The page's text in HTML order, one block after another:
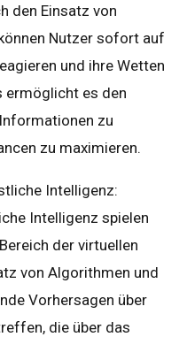
den Einsatz von
Nutzer sofort auf
und ihre Wetten
ermöglicht es den
zu
zu maximieren.
Intelligenz:
Intelligenz spielen
der virtuellen
von Algorithmen und
Vorhersagen über
die über das